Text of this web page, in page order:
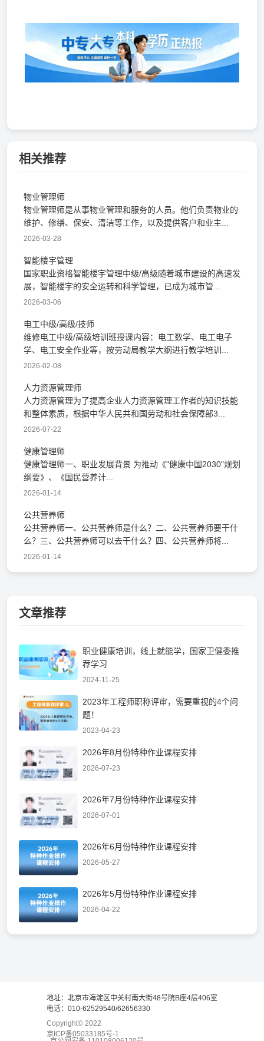
相关推荐
物业管理师
物业管理师是从事物业管理和服务的人员。他们负责物业的
维护、修缮、保安、清洁等工作，以及提供客户和业主...
2026-03-28
智能楼宇管理
国家职业资格智能楼宇管理中级/高级随着城市建设的高速发
展，智能楼宇的安全运转和科学管理，已成为城市管...
2026-03-06
电工中级/高级/技师
维修电工中级/高级培训班授课内容：电工数学、电工电子
学、电工安全作业等，按劳动局教学大纲进行教学培训...
2026-02-08
人力资源管理师
人力资源管理为了提高企业人力资源管理工作者的知识技能
和整体素质，根据中华人民共和国劳动和社会保障部3...
2026-07-22
健康管理师
健康管理师一、职业发展背景 为推动《"健康中国2030"规划
纲要》、《国民营养计...
2026-01-14
公共营养师
公共营养师一、公共营养师是什么？二、公共营养师要干什
么？三、公共营养师可以去干什么？四、公共营养师将...
2026-01-14
文章推荐
职业健康培训，线上就能学，国家卫健委推
荐学习
2024-11-25
2023年工程师职称评审，需要重视的4个问
题！
2023-04-23
2026年8月份特种作业课程安排
2026-07-23
2026年7月份特种作业课程安排
2026-07-01
2026年6月份特种作业课程安排
2026-05-27
2026年5月份特种作业课程安排
2026-04-22
地址：北京市海淀区中关村南大街48号院B座4层406室
电话：010-62529540/62656330
Copyright© 2022
京ICP备05033185号-1